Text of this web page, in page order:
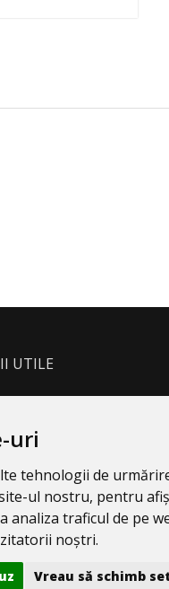
uri
tehnologii de
ul nostru, pentru
analiza traficul de pe
noștri.
Vreau să schimb
UTILE